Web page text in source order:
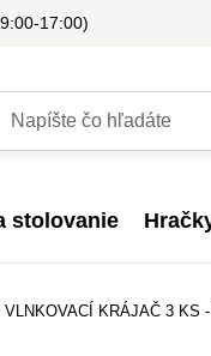
17:00)
stolovanie
VLNKOVACÍ KRÁJAČ 3 KS